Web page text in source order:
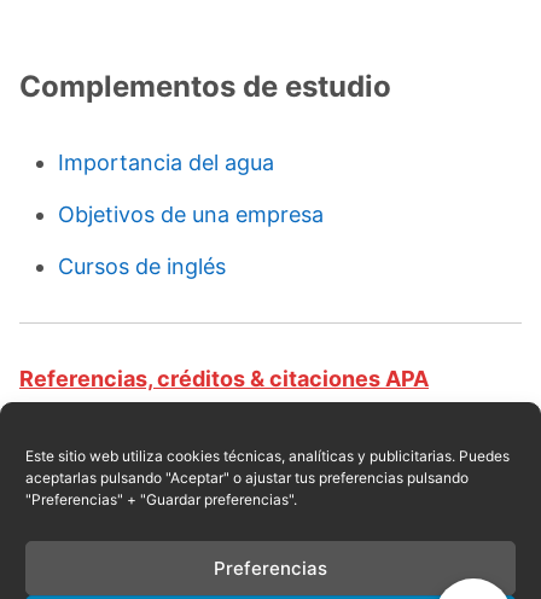
Este sitio web utiliza cookies técnicas, analíticas y publicitarias. Puedes
aceptarlas pulsando "Aceptar" o ajustar tus preferencias pulsando
"Preferencias" + "Guardar preferencias".
Preferencias
Complementos de estudio
Importancia del agua
Objetivos de una empresa
Cursos de inglés
Referencias, créditos & citaciones APA
de redacción profesional. (2016, 11). Clases de
viento. Escrito por:Robert de León. Obtenido en
fecha 08, 2026, desde el sitio web:
https://cursosonlineweb.com/viento.html